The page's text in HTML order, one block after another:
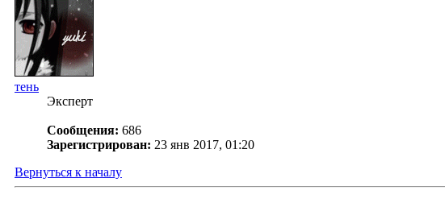
тень
Эксперт
Сообщения: 686
Зарегистрирован: 23 янв 2017, 01:20
Вернуться к началу